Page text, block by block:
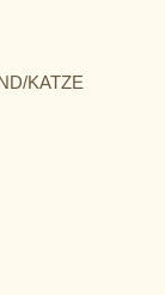
KATZE